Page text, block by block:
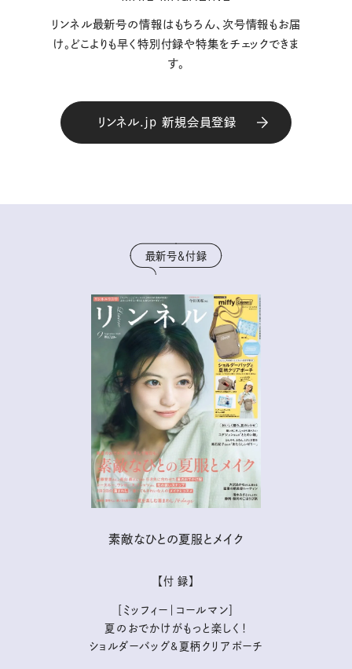
リンネル最新号の情報はもちろん、次号情報もお届
け。どこよりも早く特別付録や特集をチェックできま
す。
リンネル.jp 新規会員登録
最新号＆付録
素敵なひとの夏服とメイク
【付 録】
［ミッフィー｜コールマン］
夏のおでかけがもっと楽しく！
ショルダーバッグ&夏柄クリアポーチ